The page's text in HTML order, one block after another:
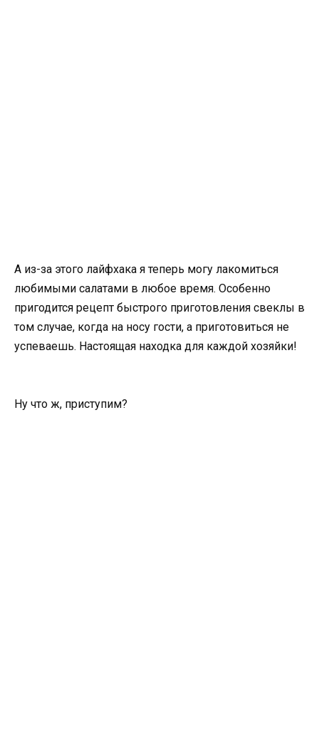
А из-за этого лайфхака я теперь могу лакомиться
любимыми салатами в любое время. Особенно
пригодится рецепт быстрого приготовления свеклы в
том случае, когда на носу гости, а приготовиться не
успеваешь. Настоящая находка для каждой хозяйки!
Ну что ж, приступим?